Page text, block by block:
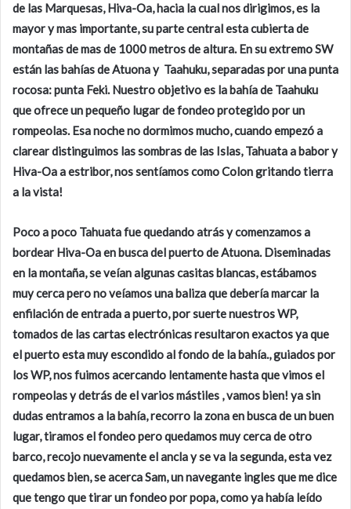
de las Marquesas, Hiva-Oa, hacia la cual nos dirigimos, es la
mayor y mas importante, su parte central esta cubierta de
montañas de mas de 1000 metros de altura. En su extremo SW
están las bahías de Atuona y Taahuku, separadas por una punta
rocosa: punta Feki. Nuestro objetivo es la bahía de Taahuku
que ofrece un pequeño lugar de fondeo protegido por un
rompeolas. Esa noche no dormimos mucho, cuando empezó a
clarear distinguimos las sombras de las Islas, Tahuata a babor y
Hiva-Oa a estribor, nos sentíamos como Colon gritando tierra
a la vista!
Poco a poco Tahuata fue quedando atrás y comenzamos a
bordear Hiva-Oa en busca del puerto de Atuona. Diseminadas
en la montaña, se veían algunas casitas blancas, estábamos
muy cerca pero no veíamos una baliza que debería marcar la
enfilación de entrada a puerto, por suerte nuestros WP,
tomados de las cartas electrónicas resultaron exactos ya que
el puerto esta muy escondido al fondo de la bahía., guiados por
los WP, nos fuimos acercando lentamente hasta que vimos el
rompeolas y detrás de el varios mástiles , vamos bien! ya sin
dudas entramos a la bahía, recorro la zona en busca de un buen
lugar, tiramos el fondeo pero quedamos muy cerca de otro
barco, recojo nuevamente el ancla y se va la segunda, esta vez
quedamos bien, se acerca Sam, un navegante ingles que me dice
que tengo que tirar un fondeo por popa, como ya había leído